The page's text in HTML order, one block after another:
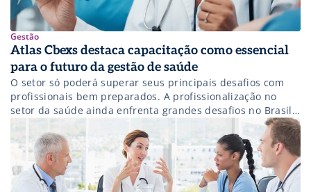
Gestão
Atlas Cbexs destaca capacitação como essencial
para o futuro da gestão de saúde
O setor só poderá superar seus principais desafios com
profissionais bem preparados. A profissionalização no
setor da saúde ainda enfrenta grandes desafios no Brasil.
Dados da segunda edição do Atlas CBEXS revelam que 55%
dos líderes de saúde não estão satisfeitos com os
investimentos em capacitação realizados por suas
empresas. Esse resultado reflete uma lacuna […]